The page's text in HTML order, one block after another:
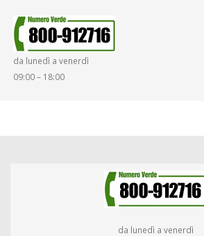
da lunedì a venerdì
09:00 – 18:00
da lunedì a venerdì